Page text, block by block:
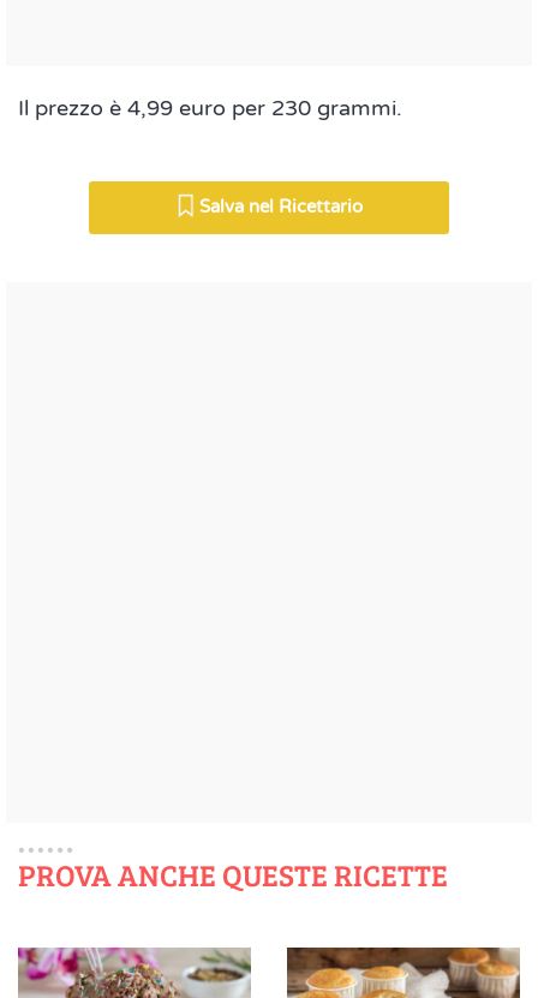
Il prezzo è 4,99 euro per 230 grammi.
Salva nel Ricettario
PROVA ANCHE QUESTE RICETTE